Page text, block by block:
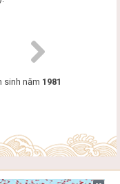
sinh năm 1981